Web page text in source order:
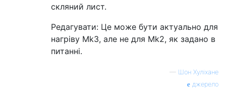
скляний лист.
Редагувати: Це може бути актуально для
нагріву Mk3, але не для Mk2, як задано в
питанні.
— Шон Хуліхане
джерело